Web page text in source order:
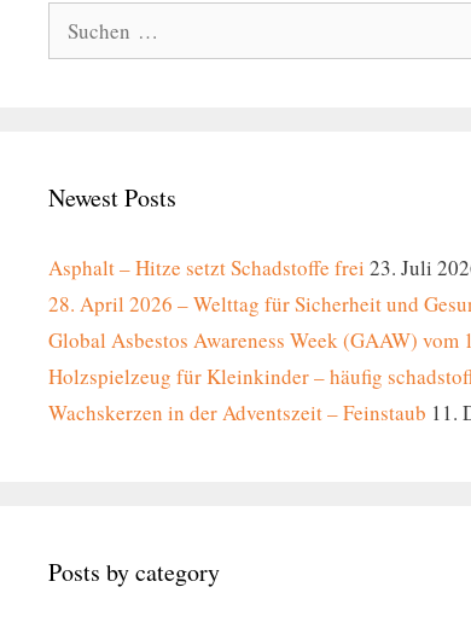
nach:
Newest Posts
Asphalt – Hitze setzt Schadstoffe frei 23. Juli
28. April 2026 – Welttag für Sicherheit und
Global Asbestos Awareness Week (GAAW) vom
Holzspielzeug für Kleinkinder – häufig
Wachskerzen in der Adventszeit – Feinstaub 11.
Posts by category